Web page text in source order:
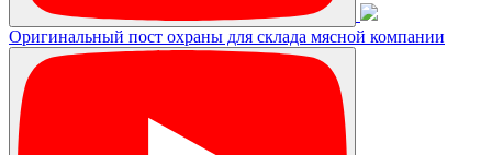
Оригинальный пост охраны для склада мясной компании